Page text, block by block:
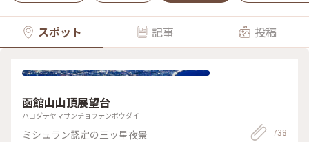
スポット 記事 投稿
函館山山頂展望台
ハコダテヤマサンチョウテンボウダイ
ミシュラン認定の三ッ星夜景 738